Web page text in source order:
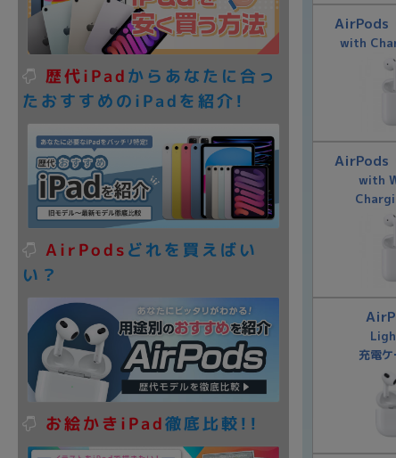
AirPods
with
AirPods
with
充電
歴代iPad からあなたに合っ
たおすすめのiPadを紹介!
AirPods どれを買えばい
い？
お絵かきiPad徹底比較!!